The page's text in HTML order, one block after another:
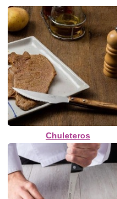
Chuleteros